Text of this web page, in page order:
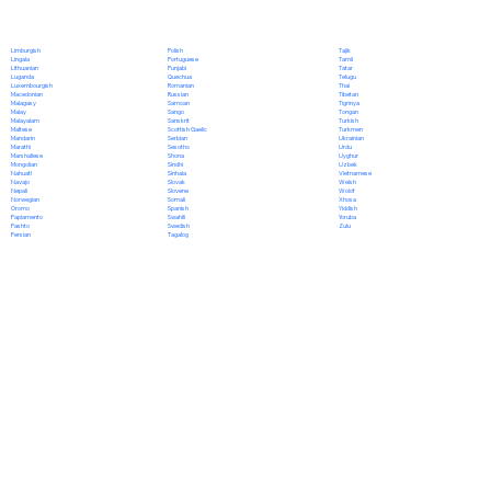
Limburgish
Lingala
Lithuanian
Luganda
Luxembourgish
Macedonian
Malagasy
Malay
Malayalam
Maltese
Mandarin
Marathi
Marshallese
Mongolian
Nahuatl
Navajo
Nepali
Norwegian
Oromo
Papiamento
Pashto
Persian
Polish
Portuguese
Punjabi
Quechua
Romanian
Russian
Samoan
Sango
Sanskrit
Scottish Gaelic
Serbian
Sesotho
Shona
Sindhi
Sinhala
Slovak
Slovene
Somali
Spanish
Swahili
Swedish
Tagalog
Tajik
Tamil
Tatar
Telugu
Thai
Tibetan
Tigrinya
Tongan
Turkish
Turkmen
Ukrainian
Urdu
Uyghur
Uzbek
Vietnamese
Welsh
Wolof
Xhosa
Yiddish
Yoruba
Zulu